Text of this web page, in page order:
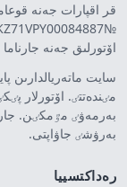
قر اقپارات جەنە
№KZ71VPY00084887 كۋەلٸگٸ بەرٸلگەن.
اۆتورلىق جەنە
سايت ماتەريالدارىن
مٸندەتتٸ. اۆتورلار
بەرمەۋٸ مٷمكٸن.
بەرۋشٸ جاۋاپتى.
رەداكتسييا